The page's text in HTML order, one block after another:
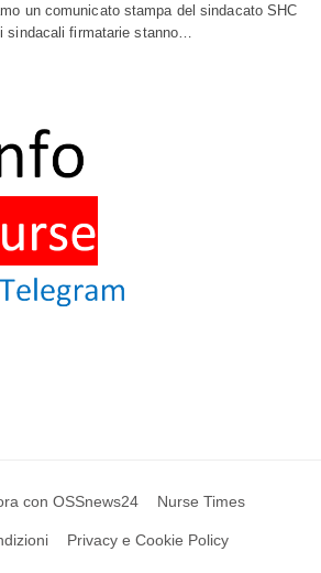
un comunicato stampa del sindacato SHC
sindacali firmatarie stanno…
con OSSnews24 Nurse Times
Privacy e Cookie Policy